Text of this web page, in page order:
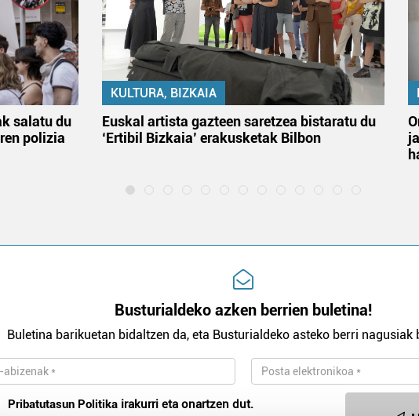
salatu du
polizia
KULTURA, BIZKAIA
Euskal artista gazteen saretzea bistaratu du
‘Ertibil Bizkaia’ erakusketak Bilbon
Busturialdeko azken berrien buletina!
Buletina barikuetan bidaltzen da, eta Busturialdeko asteko berri nagusiak
Pribatutasun Politika irakurri eta onartzen dut.